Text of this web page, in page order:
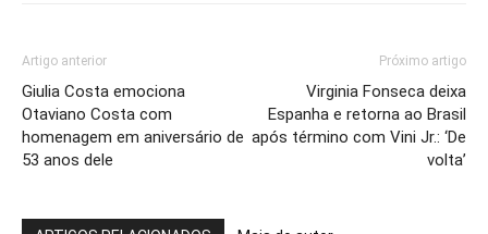
Artigo anterior
Giulia Costa emociona
Otaviano Costa com
homenagem em aniversário de
53 anos dele
Próximo artigo
Virginia Fonseca deixa
Espanha e retorna ao Brasil
após término com Vini Jr.: ‘De
volta’